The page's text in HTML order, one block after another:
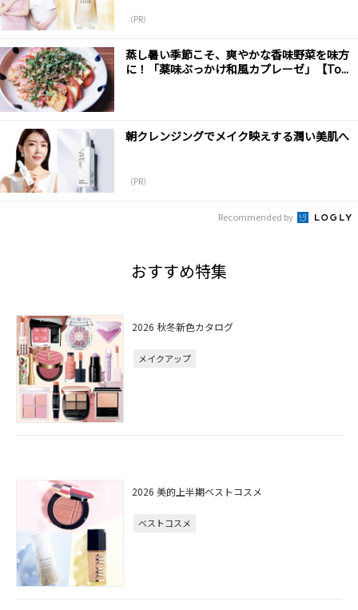
（PR）
蒸し暑い季節こそ、爽やかな香味野菜を味方
に！「薬味ぶっかけ和風カプレーゼ」【To...
朝クレンジングでメイク映えする潤い美肌へ
（PR）
Recommended by
おすすめ特集
2026 秋冬新色カタログ
メイクアップ
2026 美的上半期ベストコスメ
ベストコスメ